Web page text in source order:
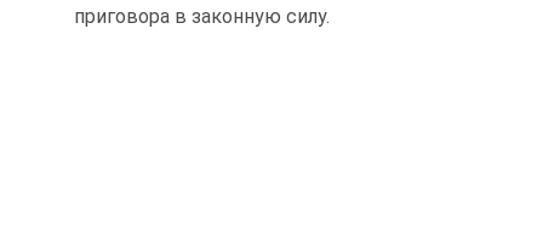
приговора в законную силу.